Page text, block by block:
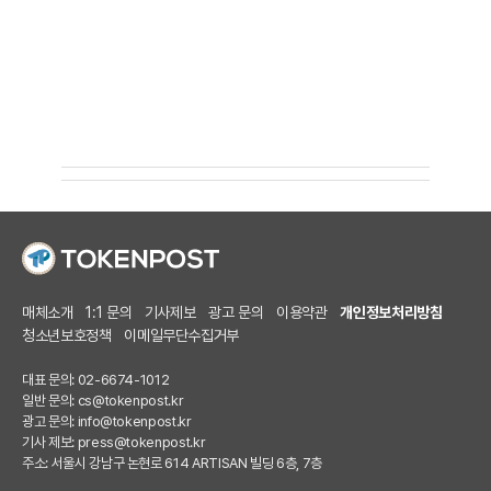
매체소개 1:1 문의 기사제보 광고 문의 이용약관
개인정보처리방침
청소년보호정책
이메일무단수집거부
대표 문의: 02-6674-1012
일반 문의: cs@tokenpost.kr
광고 문의: info@tokenpost.kr
기사 제보: press@tokenpost.kr
주소: 서울시 강남구 논현로 614 ARTISAN 빌딩 6층, 7층